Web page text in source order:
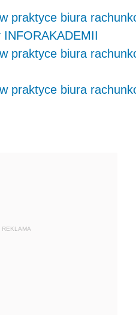
praktyce biura
praktyce biura
praktyce biura
REKLAMA